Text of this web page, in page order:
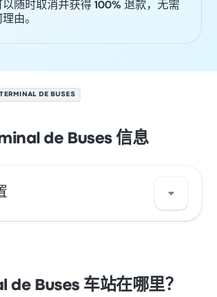
以随时取消并获得 100% 退款，无需
由。
TERMINAL DE BUSES
de Buses 信息
个巴士停靠站。
de Buses 车站在哪里？